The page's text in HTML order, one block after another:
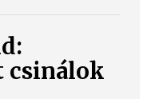
csinálok